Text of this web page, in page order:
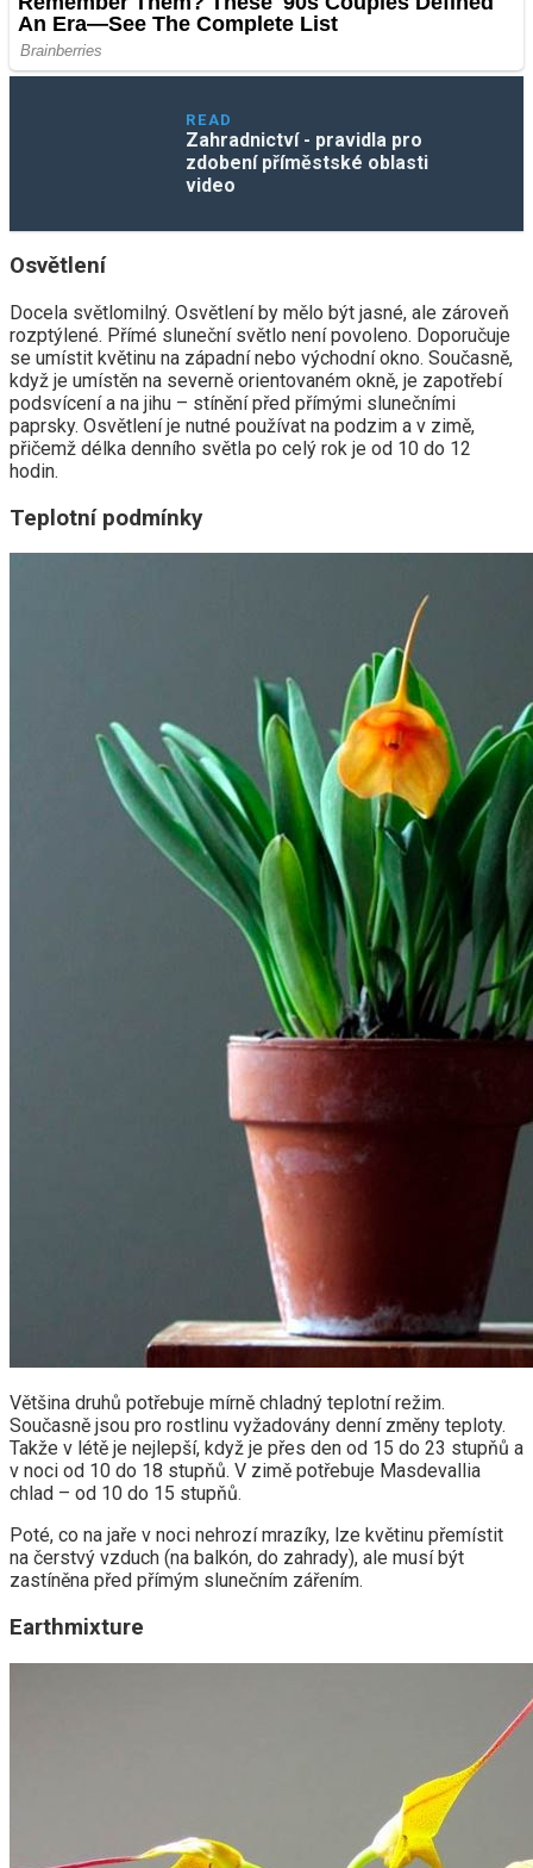
READ
Zahradnictví - pravidla pro
zdobení příměstské oblasti
video
Osvětlení
Docela světlomilný. Osvětlení by mělo být jasné, ale zároveň
rozptýlené. Přímé sluneční světlo není povoleno. Doporučuje
se umístit květinu na západní nebo východní okno. Současně,
když je umístěn na severně orientovaném okně, je zapotřebí
podsvícení a na jihu – stínění před přímými slunečními
paprsky. Osvětlení je nutné používat na podzim a v zimě,
přičemž délka denního světla po celý rok je od 10 do 12
hodin.
Teplotní podmínky
Většina druhů potřebuje mírně chladný teplotní režim.
Současně jsou pro rostlinu vyžadovány denní změny teploty.
Takže v létě je nejlepší, když je přes den od 15 do 23 stupňů a
v noci od 10 do 18 stupňů. V zimě potřebuje Masdevallia
chlad – od 10 do 15 stupňů.
Poté, co na jaře v noci nehrozí mrazíky, lze květinu přemístit
na čerstvý vzduch (na balkón, do zahrady), ale musí být
zastíněna před přímým slunečním zářením.
Earthmixture